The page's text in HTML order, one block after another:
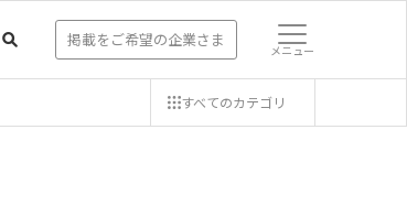
掲載をご希望の企業さま メニュー
すべてのカテゴリ